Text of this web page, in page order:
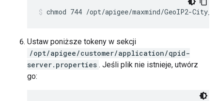
chmod 744 /opt/apigee/maxmind/GeoIP2-
Ustaw poniższe tokeny w sekcji
/opt/apigee/customer/application/qpid-
server.properties . Jeśli plik nie istnieje, utwórz
go: